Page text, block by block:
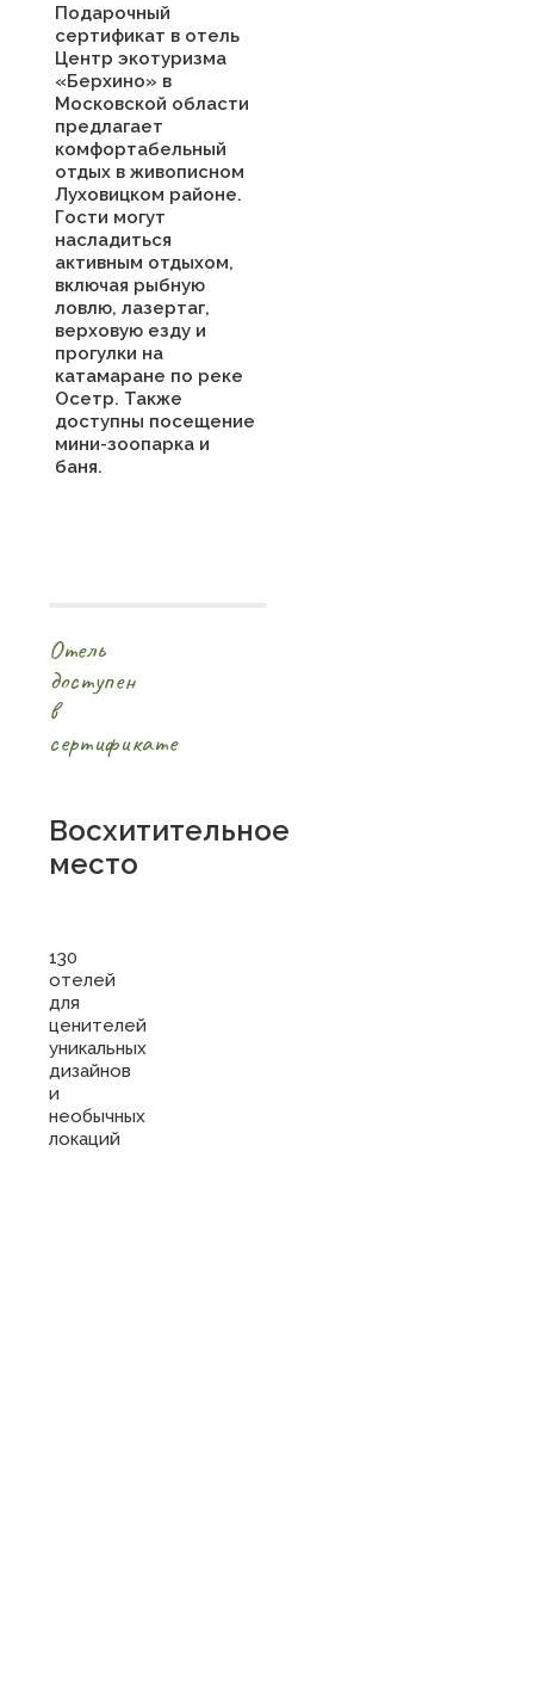
Подарочный
сертификат в отель
Центр экотуризма
«Берхино» в
Московской области
предлагает
комфортабельный
отдых в живописном
Луховицком районе.
Гости могут
насладиться
активным отдыхом,
включая рыбную
ловлю, лазертаг,
верховую езду и
прогулки на
катамаране по реке
Осетр. Также
доступны посещение
мини-зоопарка и
баня.
Отель
доступен
в
сертификате
Восхитительное
место
130
отелей
для
ценителей
уникальных
дизайнов
и
необычных
локаций